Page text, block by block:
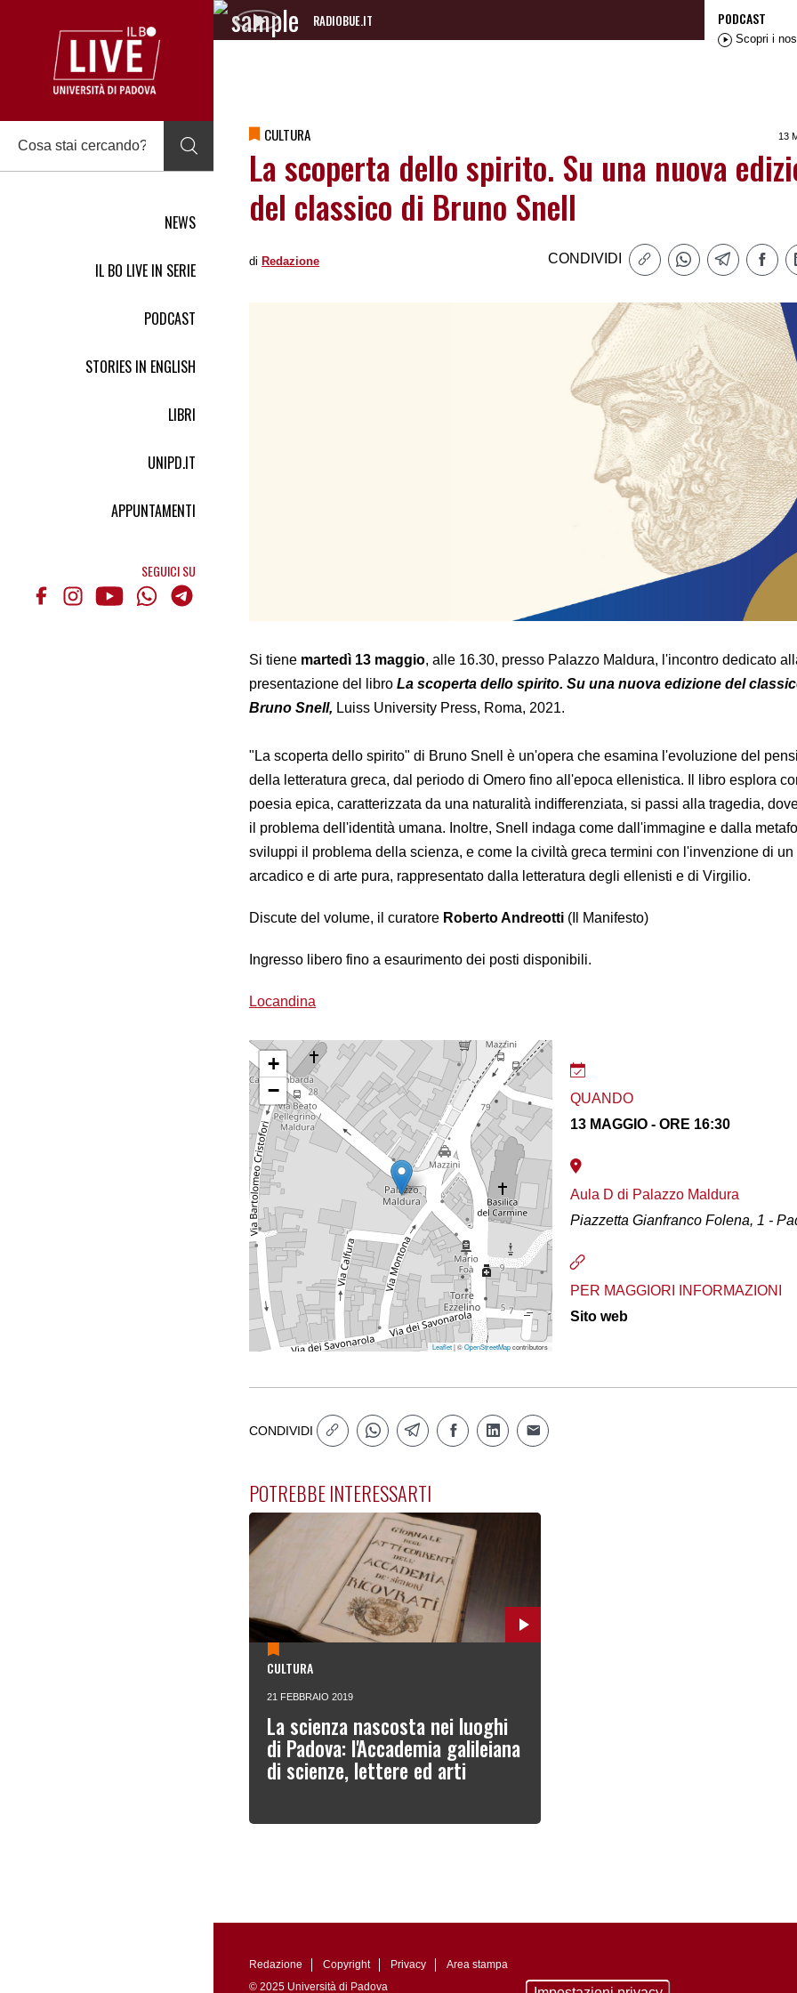
NEWS
IL BO LIVE IN SERIE
PODCAST
STORIES IN ENGLISH
LIBRI
UNIPD.IT
APPUNTAMENTI
SEGUICI SU
RADIOBUE.IT
Audio
PODCAST
Scopri i
CULTURA 13
La scoperta dello spirito. Su una nuova
del classico di Bruno Snell
di Redazione CONDIVIDI
Si tiene martedì 13 maggio, alle 16.30, presso Palazzo Maldura, l'incontro dedicato
presentazione del libro La scoperta dello spirito. Su una nuova edizione del
Bruno Snell, Luiss University Press, Roma, 2021.
"La scoperta dello spirito" di Bruno Snell è un'opera che esamina l'evoluzione del
della letteratura greca, dal periodo di Omero fino all'epoca ellenistica. Il libro esplora
poesia epica, caratterizzata da una naturalità indifferenziata, si passi alla tragedia,
il problema dell'identità umana. Inoltre, Snell indaga come dall'immagine e dalla
sviluppi il problema della scienza, e come la civiltà greca termini con l'invenzione di un
arcadico e di arte pura, rappresentato dalla letteratura degli ellenisti e di Virgilio.
Discute del volume, il curatore Roberto Andreotti (Il Manifesto)
Ingresso libero fino a esaurimento dei posti disponibili.
Locandina
+
−
Leaflet| ©OpenStreetMapcontributors
QUANDO
13 MAGGIO - ORE 16:30
Aula D di Palazzo Maldura
Piazzetta Gianfranco Folena, 1 -
PER MAGGIORI INFORMAZIONI
Sito web
CONDIVIDI
POTREBBE INTERESSARTI
CULTURA
21 FEBBRAIO 2019
La scienza nascosta nei luoghi
di Padova: l'Accademia galileiana
di scienze, lettere ed arti
Redazione Copyright Privacy
Area stampa
© 2025 Università di Padova